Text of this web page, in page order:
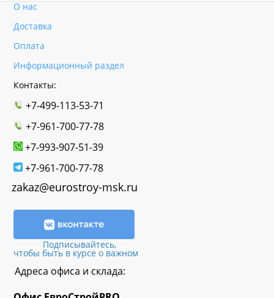
О нас
Доставка
Оплата
Информационный раздел
Контакты:
+7-499-113-53-71
+7-961-700-77-78
+7-993-907-51-39
+7-961-700-77-78
zakaz@eurostroy-msk.ru
Подписывайтесь,
чтобы быть в курсе о важном
Адреса офиса и склада: